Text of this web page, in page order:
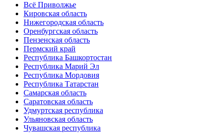
Всё Приволжье
Кировская область
Нижегородская область
Оренбургская область
Пензенская область
Пермский край
Республика Башкортостан
Республика Марий Эл
Республика Мордовия
Республика Татарстан
Самарская область
Саратовская область
Удмуртская республика
Ульяновская область
Чувашская республика